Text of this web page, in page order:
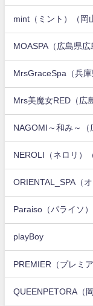
mint（ミント）（岡
MOASPA（広島県広
MrsGraceSpa（兵庫
Mrs美魔女RED（広
NAGOMI～和み～（
NEROLI（ネロリ）
ORIENTAL_SPA（
Paraiso（パライソ
playBoy
PREMIER（プレミ
QUEENPETORA（